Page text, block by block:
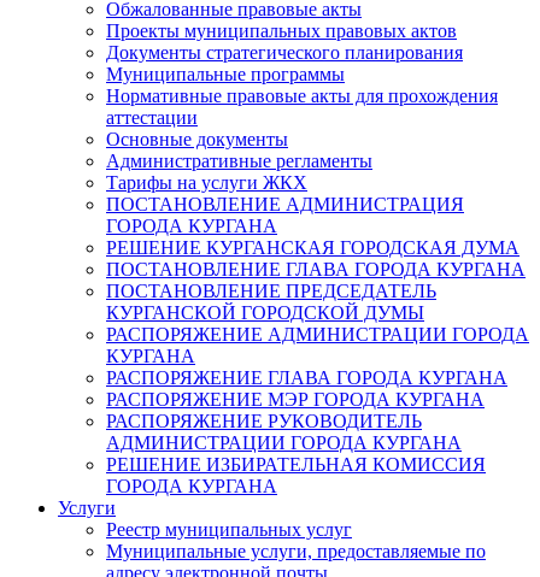
Обжалованные правовые акты
Проекты муниципальных правовых актов
Документы стратегического планирования
Муниципальные программы
Нормативные правовые акты для прохождения
аттестации
Основные документы
Административные регламенты
Тарифы на услуги ЖКХ
ПОСТАНОВЛЕНИЕ АДМИНИСТРАЦИЯ
ГОРОДА КУРГАНА
РЕШЕНИЕ КУРГАНСКАЯ ГОРОДСКАЯ ДУМА
ПОСТАНОВЛЕНИЕ ГЛАВА ГОРОДА КУРГАНА
ПОСТАНОВЛЕНИЕ ПРЕДСЕДАТЕЛЬ
КУРГАНСКОЙ ГОРОДСКОЙ ДУМЫ
РАСПОРЯЖЕНИЕ АДМИНИСТРАЦИИ ГОРОДА
КУРГАНА
РАСПОРЯЖЕНИЕ ГЛАВА ГОРОДА КУРГАНА
РАСПОРЯЖЕНИЕ МЭР ГОРОДА КУРГАНА
РАСПОРЯЖЕНИЕ РУКОВОДИТЕЛЬ
АДМИНИСТРАЦИИ ГОРОДА КУРГАНА
РЕШЕНИЕ ИЗБИРАТЕЛЬНАЯ КОМИССИЯ
ГОРОДА КУРГАНА
Услуги
Реестр муниципальных услуг
Муниципальные услуги, предоставляемые по
адресу электронной почты